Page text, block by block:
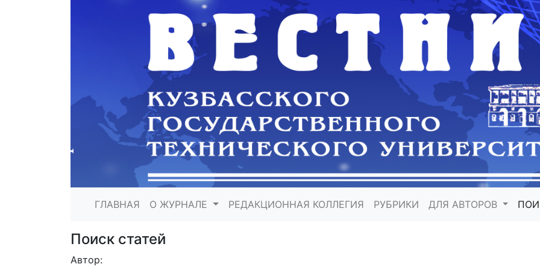
ГЛАВНАЯ О ЖУРНАЛЕ РЕДАКЦИОННАЯ КОЛЛЕГИЯ РУБРИКИ ДЛЯ АВТОРОВ
Поиск статей
Автор: